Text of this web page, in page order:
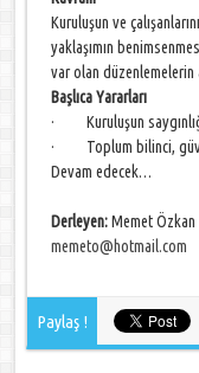
Kuruluşun ve
yaklaşımın
var olan düzenlemelerin
Başlıca Yararları
· Kuruluşun
· Toplum bilinci,
Devam edecek…
Derleyen:Memet Özkan
memeto@hotmail.com
Paylaş !